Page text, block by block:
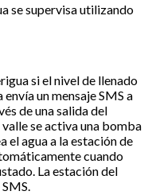
se supervisa utilizando
si el nivel de llenado
un mensaje SMS a
de una salida del
se activa una bomba
el agua a la estación de
cuando
La estación del